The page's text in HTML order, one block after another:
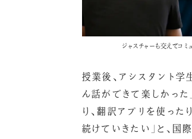
ジャスチャーも交えてコミ
授業後、アシスタント学
ん話ができて楽しかった
り、翻訳アプリを使った
続けていきたい」と、国